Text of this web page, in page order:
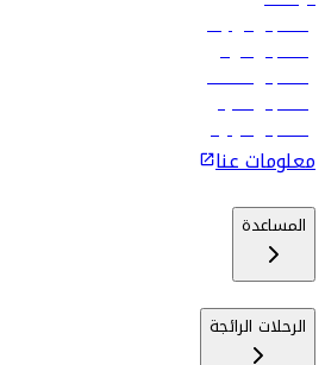
رحلات إلى تبيليسي
رحلات إلى الرياض
رحلات إلى مسقط
رحلات إلى ماليه
رحلات إلى كولومبو
معلومات عنا
المساعدة
الرحلات الرائجة